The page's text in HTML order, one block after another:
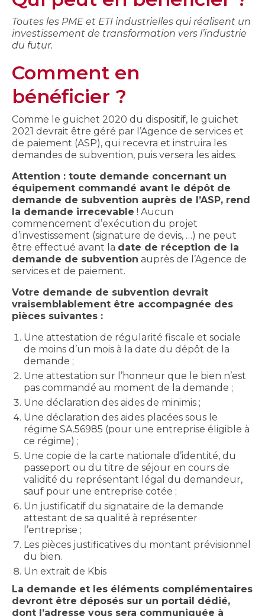
Toutes les PME et ETI industrielles qui réalisent un
investissement de transformation vers l’industrie
du futur.
Comment en
bénéficier ?
Comme le guichet 2020 du dispositif, le guichet
2021 devrait être géré par l’Agence de services et
de paiement (ASP), qui recevra et instruira les
demandes de subvention, puis versera les aides.
Attention : toute demande concernant un
équipement commandé avant le dépôt de
demande de subvention auprès de l’ASP, rend
la demande irrecevable ! Aucun
commencement d’exécution du projet
d’investissement (signature de devis, …) ne peut
être effectué avant la date de réception de la
demande de subvention auprès de l’Agence de
services et de paiement.
Votre demande de subvention devrait
vraisemblablement être accompagnée des
pièces suivantes :
Une attestation de régularité fiscale et sociale
de moins d’un mois à la date du dépôt de la
demande ;
Une attestation sur l’honneur que le bien n’est
pas commandé au moment de la demande ;
Une déclaration des aides de minimis ;
Une déclaration des aides placées sous le
régime SA.56985 (pour une entreprise éligible à
ce régime) ;
Une copie de la carte nationale d’identité, du
passeport ou du titre de séjour en cours de
validité du représentant légal du demandeur,
sauf pour une entreprise cotée ;
Un justificatif du signataire de la demande
attestant de sa qualité à représenter
l’entreprise ;
Les pièces justificatives du montant prévisionnel
du bien.
Un extrait de Kbis
La demande et les éléments complémentaires
devront être déposés sur un portail dédié,
dont l’adresse vous sera communiquée à